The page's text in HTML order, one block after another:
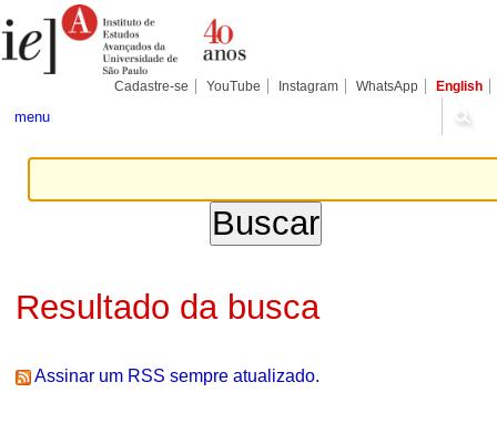
para
conteúdo.
Pessoais
Cadastre-se YouTube Instagram WhatsApp English
menu
Resultado da busca
Assinar um RSS sempre atualizado.